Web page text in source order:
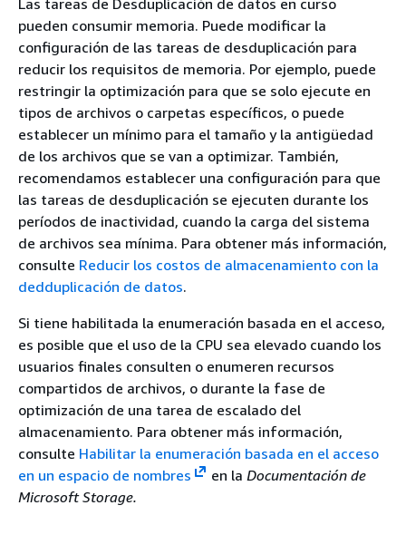
Las tareas de Desduplicación de datos en curso
pueden consumir memoria. Puede modificar la
configuración de las tareas de desduplicación para
reducir los requisitos de memoria. Por ejemplo, puede
restringir la optimización para que se solo ejecute en
tipos de archivos o carpetas específicos, o puede
establecer un mínimo para el tamaño y la antigüedad
de los archivos que se van a optimizar. También,
recomendamos establecer una configuración para que
las tareas de desduplicación se ejecuten durante los
períodos de inactividad, cuando la carga del sistema
de archivos sea mínima. Para obtener más información,
consulte Reducir los costos de almacenamiento con la
dedduplicación de datos.
Si tiene habilitada la enumeración basada en el acceso,
es posible que el uso de la CPU sea elevado cuando los
usuarios finales consulten o enumeren recursos
compartidos de archivos, o durante la fase de
optimización de una tarea de escalado del
almacenamiento. Para obtener más información,
consulte Habilitar la enumeración basada en el acceso
en un espacio de nombres
en la Documentación de
Microsoft Storage.